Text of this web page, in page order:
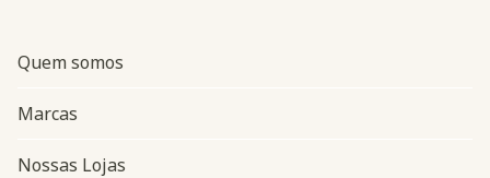
Quem somos
Marcas
Nossas Lojas